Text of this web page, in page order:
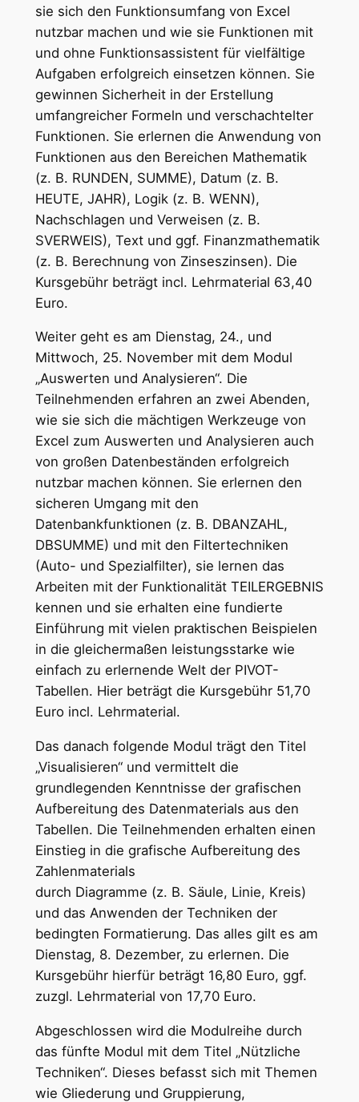
sie sich den Funktionsumfang von Excel
nutzbar machen und wie sie Funktionen mit
und ohne Funktionsassistent für vielfältige
Aufgaben erfolgreich einsetzen können. Sie
gewinnen Sicherheit in der Erstellung
umfangreicher Formeln und verschachtelter
Funktionen. Sie erlernen die Anwendung von
Funktionen aus den Bereichen Mathematik
(z. B. RUNDEN, SUMME), Datum (z. B.
HEUTE, JAHR), Logik (z. B. WENN),
Nachschlagen und Verweisen (z. B.
SVERWEIS), Text und ggf. Finanzmathematik
(z. B. Berechnung von Zinseszinsen). Die
Kursgebühr beträgt incl. Lehrmaterial 63,40
Euro.
Weiter geht es am Dienstag, 24., und
Mittwoch, 25. November mit dem Modul
„Auswerten und Analysieren“. Die
Teilnehmenden erfahren an zwei Abenden,
wie sie sich die mächtigen Werkzeuge von
Excel zum Auswerten und Analysieren auch
von großen Datenbeständen erfolgreich
nutzbar machen können. Sie erlernen den
sicheren Umgang mit den
Datenbankfunktionen (z. B. DBANZAHL,
DBSUMME) und mit den Filtertechniken
(Auto- und Spezialfilter), sie lernen das
Arbeiten mit der Funktionalität TEILERGEBNIS
kennen und sie erhalten eine fundierte
Einführung mit vielen praktischen Beispielen
in die gleichermaßen leistungsstarke wie
einfach zu erlernende Welt der PIVOT-
Tabellen. Hier beträgt die Kursgebühr 51,70
Euro incl. Lehrmaterial.
Das danach folgende Modul trägt den Titel
„Visualisieren“ und vermittelt die
grundlegenden Kenntnisse der grafischen
Aufbereitung des Datenmaterials aus den
Tabellen. Die Teilnehmenden erhalten einen
Einstieg in die grafische Aufbereitung des
Zahlenmaterials
durch Diagramme (z. B. Säule, Linie, Kreis)
und das Anwenden der Techniken der
bedingten Formatierung. Das alles gilt es am
Dienstag, 8. Dezember, zu erlernen. Die
Kursgebühr hierfür beträgt 16,80 Euro, ggf.
zuzgl. Lehrmaterial von 17,70 Euro.
Abgeschlossen wird die Modulreihe durch
das fünfte Modul mit dem Titel „Nützliche
Techniken“. Dieses befasst sich mit Themen
wie Gliederung und Gruppierung,